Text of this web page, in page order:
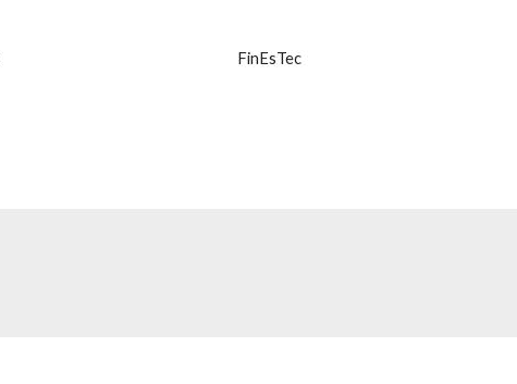
FinEsTec